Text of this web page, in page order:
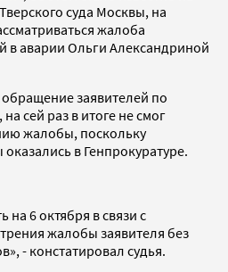
суда Москвы, на
жалоба
в аварии Ольги Александриной
заявителей по
сей раз в итоге не смог
жалобы, поскольку
в Генпрокуратуре.
6 октября в связи с
жалобы заявителя без
- констатировал судья.